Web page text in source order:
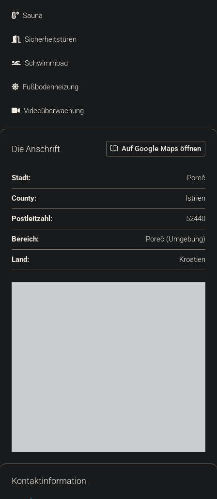
Sauna
Sicherheitstüren
Schwimmbad
Fußbodenheizung
Videoüberwachung
Die Anschrift Auf Google Maps öffnen
Stadt: Poreč
County: Istrien
Postleitzahl: 52440
Bereich: Poreč (Umgebung)
Land: Kroatien
Kontaktinformation